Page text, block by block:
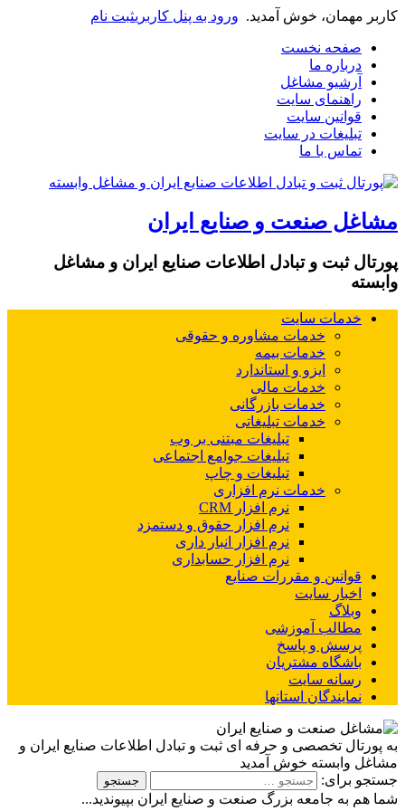
کاربر مهمان، خوش آمدید. ورود به پنل کاربریثبت نام
صفحه نخست
درباره ما
آرشیو مشاغل
راهنمای سایت
قوانین سایت
تبلیغات در سایت
تماس با ما
مشاغل صنعت و صنایع ایران
پورتال ثبت و تبادل اطلاعات صنایع ایران و مشاغل
وابسته
خدمات سایت
خدمات مشاوره و حقوقی
خدمات بیمه
ایزو و استاندارد
خدمات مالی
خدمات بازرگانی
خدمات تبلیغاتی
تبلیغات مبتنی بر وب
تبلیغات جوامع اجتماعی
تبلیغات و چاپ
خدمات نرم افزاری
نرم افزار CRM
نرم افزار حقوق و دستمزد
نرم افزار انبار داری
نرم افزار حسابداری
قوانین و مقررات صنایع
اخبار سایت
وبلاگ
مطالب آموزشی
پرسش و پاسخ
باشگاه مشتریان
رسانه سایت
نمایندگان استانها
به پورتال تخصصی و حرفه ای ثبت و تبادل اطلاعات صنایع ایران و
مشاغل وابسته خوش آمدید
جستجو برای:
شما هم به جامعه بزرگ صنعت و صنایع ایران بپیوندید...